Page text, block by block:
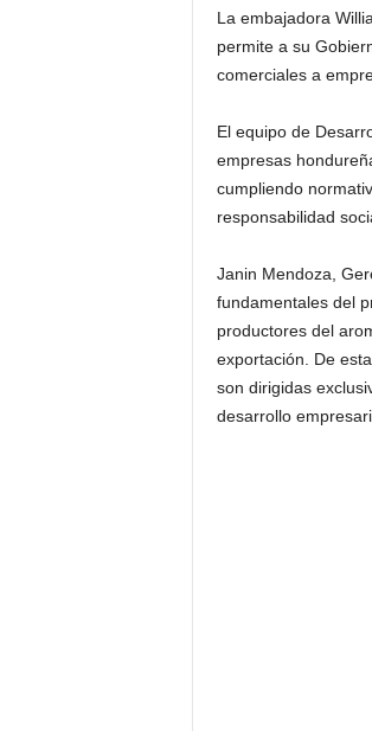
La embajadora
permite a su
comerciales a
El equipo de
empresas
cumpliendo
responsabilidad
Janin Mendoza,
fundamentales del
productores del
exportación. De
son dirigidas
desarrollo